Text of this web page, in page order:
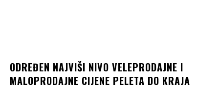
ODREĐEN NAJVIŠI NIVO VELEPRODAJNE I
MALOPRODAJNE CIJENE PELETA DO KRAJA